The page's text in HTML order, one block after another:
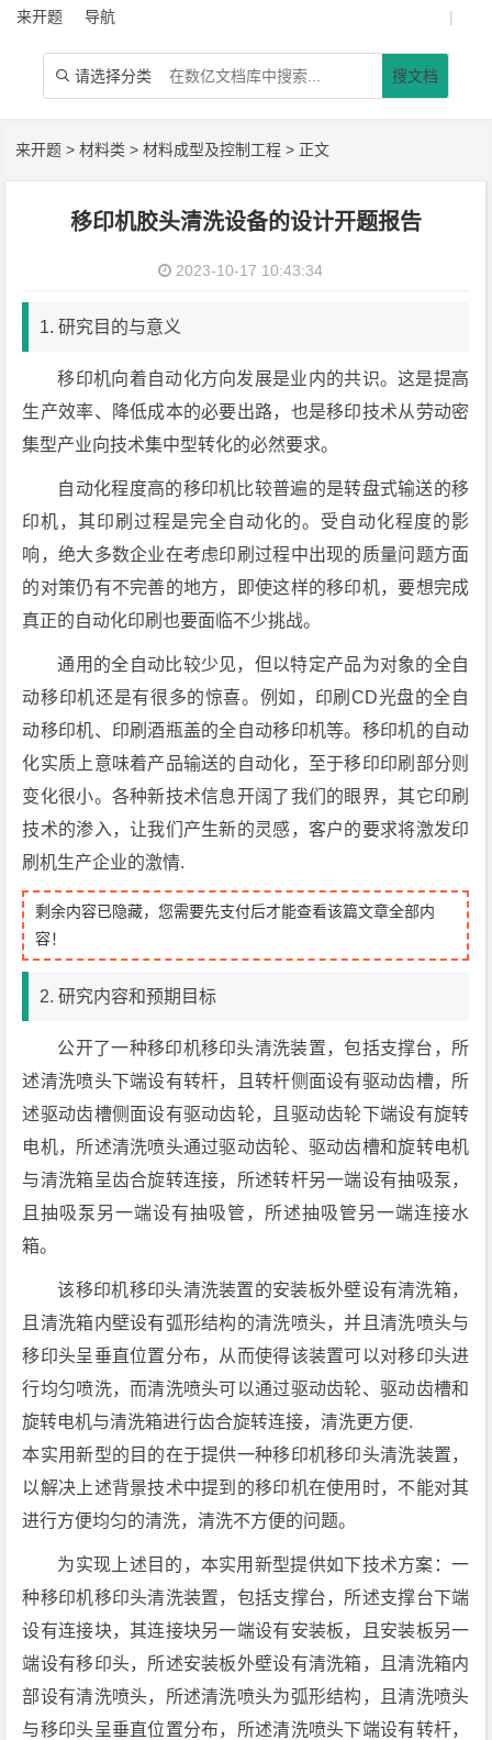
来开题 导航 |
 请选择分类 搜文档
来开题 >材料类 >材料成型及控制工程 > 正文
移印机胶头清洗设备的设计开题报告
2023-10-17 10:43:34
1. 研究目的与意义
移印机向着自动化方向发展是业内的共识。这是提高
生产效率、降低成本的必要出路，也是移印技术从劳动密
集型产业向技术集中型转化的必然要求。
自动化程度高的移印机比较普遍的是转盘式输送的移
印机，其印刷过程是完全自动化的。受自动化程度的影
响，绝大多数企业在考虑印刷过程中出现的质量问题方面
的对策仍有不完善的地方，即使这样的移印机，要想完成
真正的自动化印刷也要面临不少挑战。
通用的全自动比较少见，但以特定产品为对象的全自
动移印机还是有很多的惊喜。例如，印刷CD光盘的全自
动移印机、印刷酒瓶盖的全自动移印机等。移印机的自动
化实质上意味着产品输送的自动化，至于移印印刷部分则
变化很小。各种新技术信息开阔了我们的眼界，其它印刷
技术的渗入，让我们产生新的灵感，客户的要求将激发印
刷机生产企业的激情.
剩余内容已隐藏，您需要先支付后才能查看该篇文章全部内
容！
2. 研究内容和预期目标
公开了一种移印机移印头清洗装置，包括支撑台，所
述清洗喷头下端设有转杆，且转杆侧面设有驱动齿槽，所
述驱动齿槽侧面设有驱动齿轮，且驱动齿轮下端设有旋转
电机，所述清洗喷头通过驱动齿轮、驱动齿槽和旋转电机
与清洗箱呈齿合旋转连接，所述转杆另一端设有抽吸泵，
且抽吸泵另一端设有抽吸管，所述抽吸管另一端连接水
箱。
该移印机移印头清洗装置的安装板外壁设有清洗箱，
且清洗箱内壁设有弧形结构的清洗喷头，并且清洗喷头与
移印头呈垂直位置分布，从而使得该装置可以对移印头进
行均匀喷洗，而清洗喷头可以通过驱动齿轮、驱动齿槽和
旋转电机与清洗箱进行齿合旋转连接，清洗更方便.
本实用新型的目的在于提供一种移印机移印头清洗装置，
以解决上述背景技术中提到的移印机在使用时，不能对其
进行方便均匀的清洗，清洗不方便的问题。
为实现上述目的，本实用新型提供如下技术方案：一
种移印机移印头清洗装置，包括支撑台，所述支撑台下端
设有连接块，其连接块另一端设有安装板，且安装板另一
端设有移印头，所述安装板外壁设有清洗箱，且清洗箱内
部设有清洗喷头，所述清洗喷头为弧形结构，且清洗喷头
与移印头呈垂直位置分布，所述清洗喷头下端设有转杆，